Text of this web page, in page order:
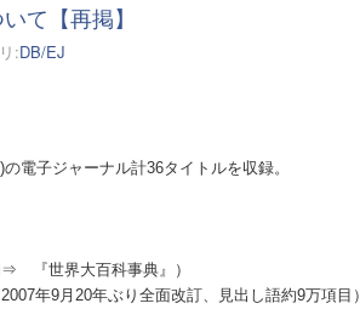
て【再掲】
:DB/EJ
電子ジャーナル計36タイトルを収録。
『世界大百科事典』）
年9月20年ぶり全面改訂、見出し語約9万項目）